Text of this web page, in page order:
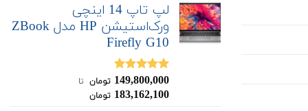
لپ تاپ 14 اینچی
ورک‌استیشن HP مدل ZBook
Firefly G10
نمره5.00
از 5
149,800,000 تومان ‌ تا ‌
183,162,100 تومان